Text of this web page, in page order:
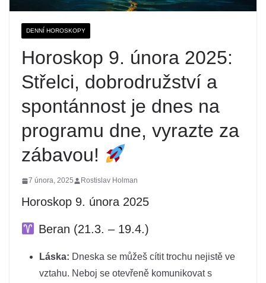
DENNÍ HOROSKOPY
Horoskop 9. února 2025:
Střelci, dobrodružství a
spontánnost je dnes na
programu dne, vyrazte za
zábavou!
7 února, 2025 Rostislav Holman
Horoskop 9. února 2025
Beran (21.3. – 19.4.)
Láska: Dneska se můžeš cítit trochu nejistě ve
vztahu. Neboj se otevřeně komunikovat s